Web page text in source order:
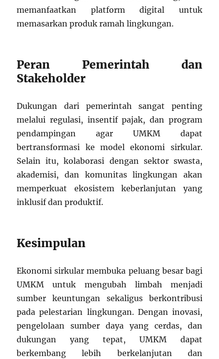
memanfaatkan platform digital untuk
memasarkan produk ramah lingkungan.
Peran Pemerintah dan
Stakeholder
Dukungan dari pemerintah sangat penting
melalui regulasi, insentif pajak, dan program
pendampingan agar UMKM dapat
bertransformasi ke model ekonomi sirkular.
Selain itu, kolaborasi dengan sektor swasta,
akademisi, dan komunitas lingkungan akan
memperkuat ekosistem keberlanjutan yang
inklusif dan produktif.
Kesimpulan
Ekonomi sirkular membuka peluang besar bagi
UMKM untuk mengubah limbah menjadi
sumber keuntungan sekaligus berkontribusi
pada pelestarian lingkungan. Dengan inovasi,
pengelolaan sumber daya yang cerdas, dan
dukungan yang tepat, UMKM dapat
berkembang lebih berkelanjutan dan